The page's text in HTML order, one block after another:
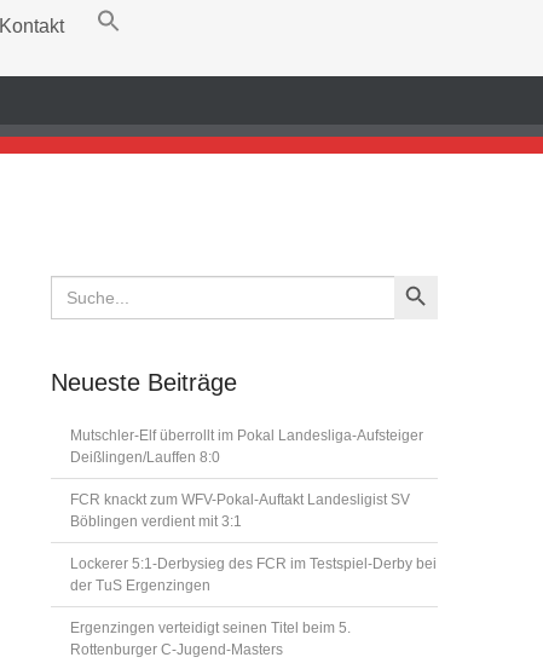
Kontakt
Search
for:
Search Button
Neueste Beiträge
Mutschler-Elf überrollt im Pokal Landesliga-Aufsteiger
Deißlingen/Lauffen 8:0
FCR knackt zum WFV-Pokal-Auftakt Landesligist SV
Böblingen verdient mit 3:1
Lockerer 5:1-Derbysieg des FCR im Testspiel-Derby bei
der TuS Ergenzingen
Ergenzingen verteidigt seinen Titel beim 5.
Rottenburger C-Jugend-Masters